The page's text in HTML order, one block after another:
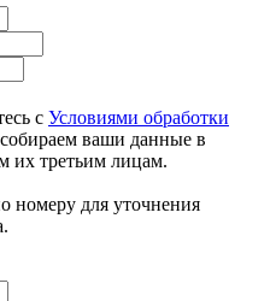
с Условиями обработки
ваши данные в
их третьим лицам.
номеру для уточнения